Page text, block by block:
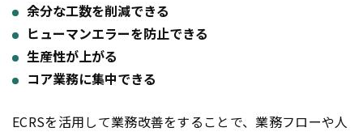
余分な工数を削減できる
ヒューマンエラーを防止できる
生産性が上がる
コア業務に集中できる
ECRSを活用して業務改善をすることで、業務フローや人